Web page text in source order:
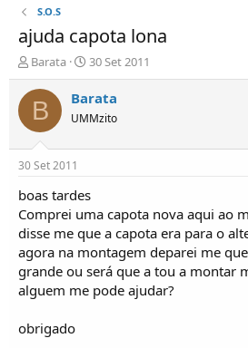
S.O.S
ajuda capota lona
I
n
i
i
d
o
r
e
T
ó
p
i
s
Barata
D
a
t
d
í
i
o
30 Set 2011
B Barata
UMMzito
30 Set 2011
boas tardes
Comprei uma capota nova aqui ao
disse me que a capota era para o
agora na montagem deparei me
grande ou será que a tou a montar
alguem me pode ajudar?
obrigado